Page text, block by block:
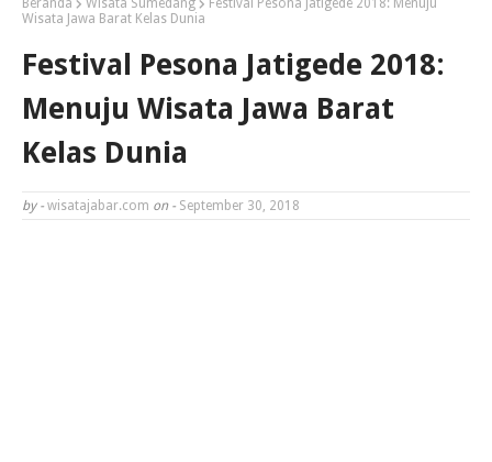
Beranda Wisata Sumedang
Festival Pesona Jatigede 2018: Menuju
Wisata Jawa Barat Kelas Dunia
Festival Pesona Jatigede 2018:
Menuju Wisata Jawa Barat
Kelas Dunia
by - wisatajabar.com on - September 30, 2018